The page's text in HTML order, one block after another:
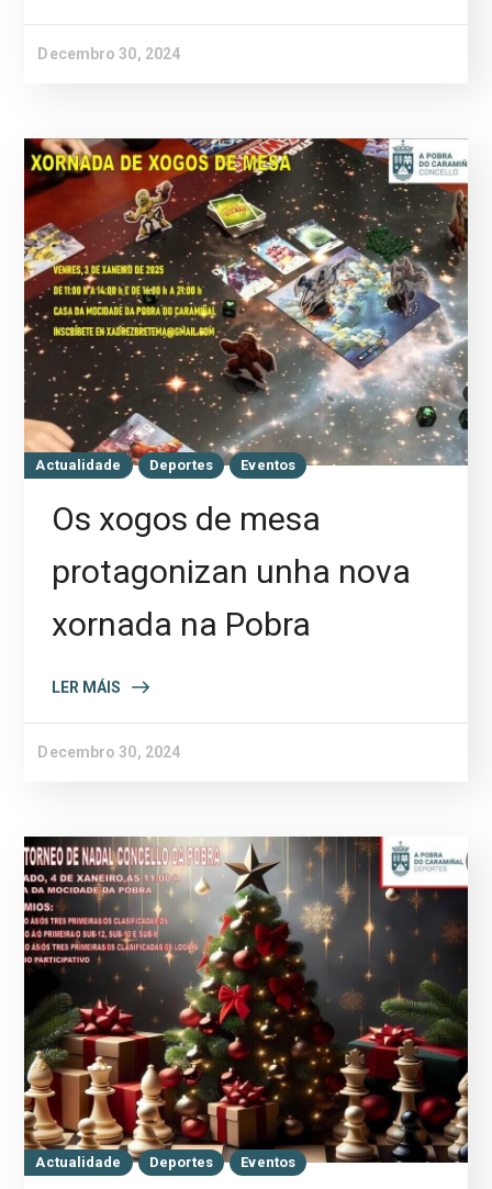
Decembro 30, 2024
Actualidade Deportes Eventos
Os xogos de mesa
protagonizan unha nova
xornada na Pobra
LER MÁIS
Decembro 30, 2024
Actualidade Deportes Eventos